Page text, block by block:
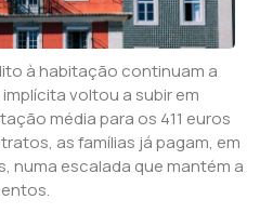
à habitação continuam a
voltou a subir em
média para os 411 euros
as famílias já pagam, em
numa escalada que mantém a